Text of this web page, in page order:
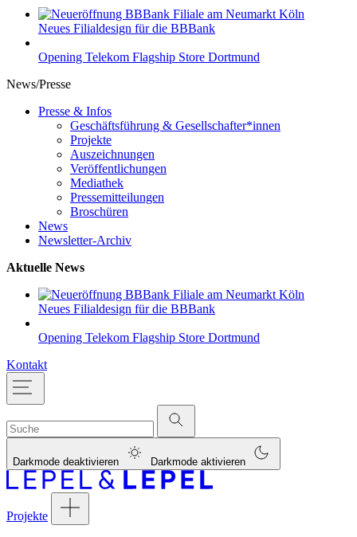
Neues Filialdesign für die BBBank
Opening Telekom Flagship Store Dortmund
News/Presse
Presse & Infos
Geschäftsführung & Gesellschafter*innen
Projekte
Auszeichnungen
Veröffentlichungen
Mediathek
Pressemitteilungen
Broschüren
News
Newsletter-Archiv
Aktuelle News
Neues Filialdesign für die BBBank
Opening Telekom Flagship Store Dortmund
Kontakt
Darkmode deaktivieren Darkmode aktivieren
Projekte